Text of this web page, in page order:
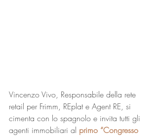
Vincenzo Vivo, Responsabile della rete
retail per Frimm, REplat e Agent RE, si
cimenta con lo spagnolo e invita tutti gli
agenti immobiliari al primo “Congresso